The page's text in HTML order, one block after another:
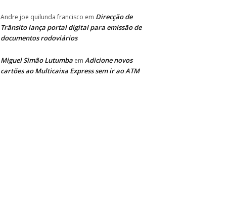
Andre joe quilunda francisco em Direcção de
Trânsito lança portal digital para emissão de
documentos rodoviários
Miguel Simão Lutumba em Adicione novos
cartões ao Multicaixa Express sem ir ao ATM